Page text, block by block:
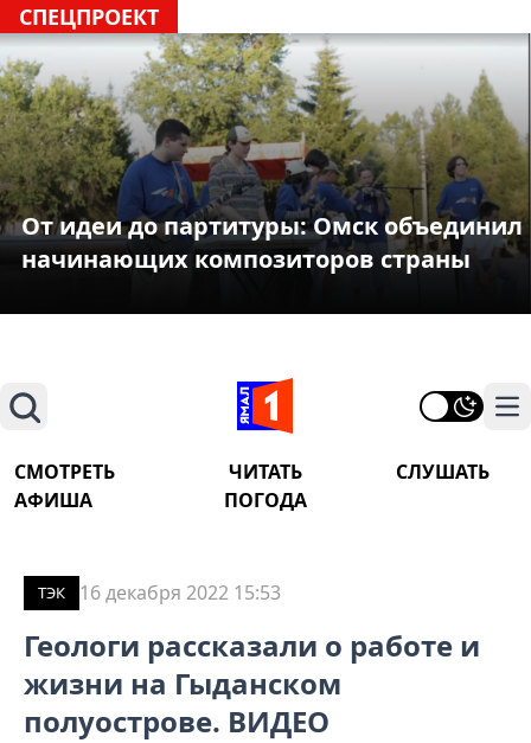
СПЕЦПРОЕКТ
От идеи до партитуры: Омск объединил
начинающих композиторов страны
Поиск
СМОТРЕТЬ ЧИТАТЬ
СЛУШАТЬ
АФИША
ПОГОДА
ТЭК 16 декабря 2022 15:53
Геологи рассказали о работе и
жизни на Гыданском
полуострове. ВИДЕО